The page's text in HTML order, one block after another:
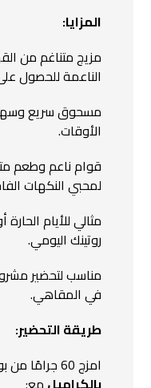
المزايا:
مزيج متناغم من
الناعمة للحصول
مسحوق سريع
الأوقات.
قوام ناعم وطعم
لمحبي النكهات
مثالي للأيام
روتينك اليومي.
مناسب لتحضير
في المقاهي.
طريقة التحضير:
امزج 60 جرامًا من بودرة